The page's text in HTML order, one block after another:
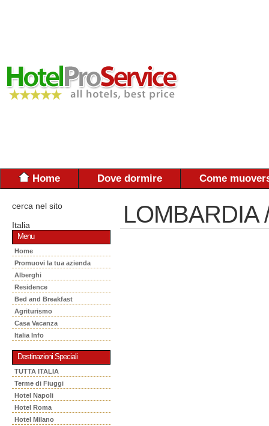
Home Dove dormire Come
cerca nel sito
Italia
Menu
Home
Promuovi la tua azienda
Alberghi
Residence
Bed and Breakfast
Agriturismo
Casa Vacanza
Italia Info
Destinazioni Speciali
TUTTA ITALIA
Terme di Fiuggi
Hotel Napoli
Hotel Roma
Hotel Milano
LOMBARDIA